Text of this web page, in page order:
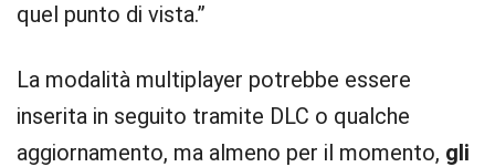
quel punto di vista.”
La modalità multiplayer potrebbe essere
inserita in seguito tramite DLC o qualche
aggiornamento, ma almeno per il momento, gli